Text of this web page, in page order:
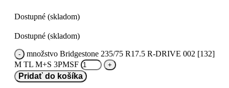
Dostupné (skladom)
Dostupné (skladom)
množstvo Bridgestone 235/75 R17.5 R-DRIVE 002 [132]
M TL M+S 3PMSF
Pridať do košíka